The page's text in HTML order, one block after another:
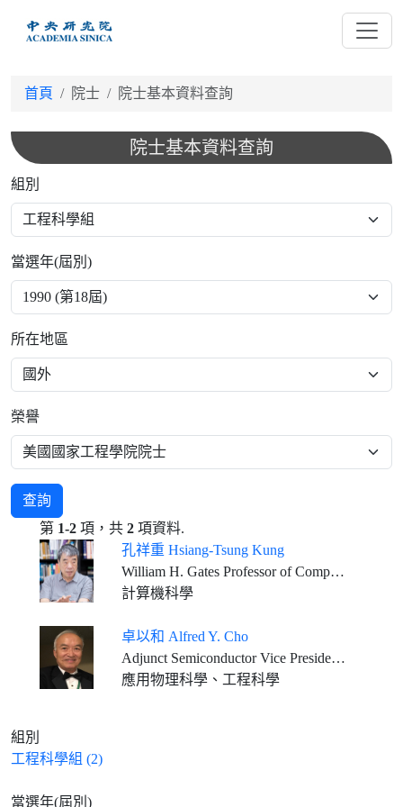
首頁 院士 院士基本資料查詢
院士基本資料查詢
組別
當選年(屆別)
所在地區
榮譽
查詢
第 1-2 項，共 2 項資料.
孔祥重 Hsiang-Tsung Kung
William H. Gates Professor of Computer Science and Electrical Engineering, Harvard University
計算機科學
卓以和 Alfred Y. Cho
Adjunct Semiconductor Vice President, Bell Labs., Alcatel-Lucent, (Nokia) U.S.A.
應用物理科學、工程科學
組別
工程科學組 (2)
當選年(屆別)